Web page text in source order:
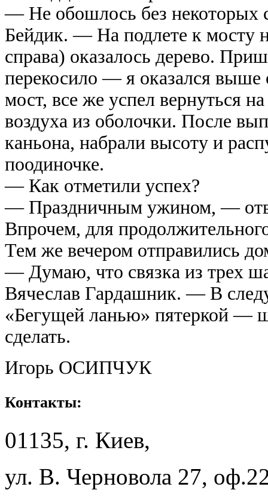
— Не обошлось без
Бейдик. — На подлете к мосту
справа) оказалось дерево.
перекосило — я оказался выше
мост, все же успел вернуться
воздуха из оболочки. После
каньона, набрали высоту и
поодиночке.
— Как отметили успех?
— Праздничным ужином, —
Впрочем, для
Тем же вечером отправились
— Думаю, что связка из трех
Вячеслав Гардашник. — В
«Бегущей ланью» пятеркой —
сделать.
Игорь ОСИПЧУК
Контакты:
01135, г. Киев,
ул. В. Черновола 27,